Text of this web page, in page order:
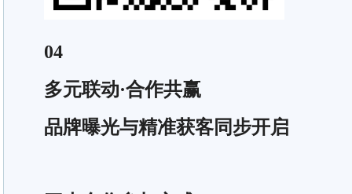
04
多元联动·合作共赢
品牌曝光与精准获客同步开启